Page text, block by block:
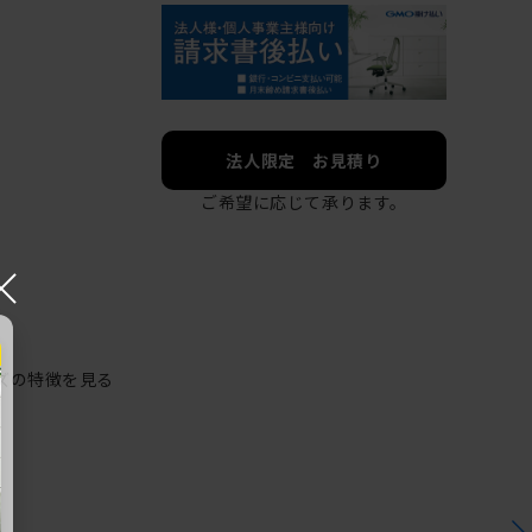
法人限定 お見積り
ご希望に応じて承ります。
の特徴を見る